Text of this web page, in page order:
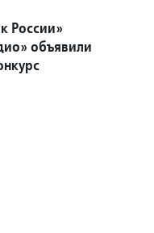
России»
объявили